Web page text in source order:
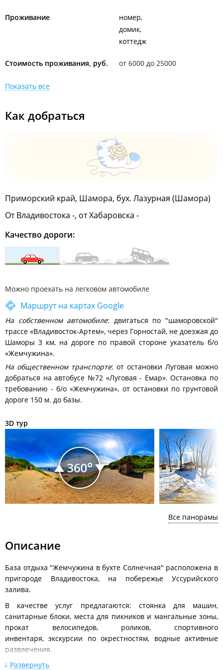
Проживание
номер
домик
коттедж
Стоимость проживания, руб. от 6000 до 25000
Показать все
Как добраться
Приморский край, Шамора, бух. Лазурная (Шамора)
От Владивостока -, от Хабаровска -
Качество дороги:
Можно проехать на легковом автомобиле
Маршрут на картах Google
На собственном автомобиле: двигаться по "шаморовской"
трассе «Владивосток-Артем», через Горностай, не доезжая до
Шаморы 3 км, на дороге по правой стороне указатель б/о
«Жемчужина».
На общественном транспорте: от остановки Луговая можно
добраться на автобусе №72 «Луговая - Емар». Остановка по
требованию - б/о «Жемчужина», от остановки по грунтовой
дороге 150 м. до базы.
3D тур
Все панорамы
Описание
База отдыха "Жемчужина в бухте Солнечная" расположена в
пригороде Владивостока, на побережье Уссурийского
залива.
В качестве услуг предлагаются: стоянка для машин,
санитарные блоки, места для пикников и мангальные зоны,
прокат велосипедов, роликов, спортивного
инвентаря, экскурсии по окрестностям, водные активные
развлечения.
Так же база организует разнообразные развлечения для
Развернуть